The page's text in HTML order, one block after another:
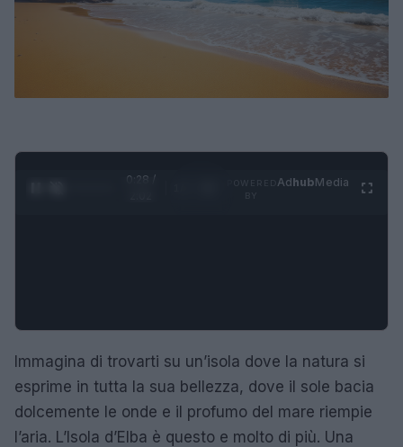
0:29 /
AdhubMedia
Immagina di trovarti su un’isola dove la natura si
esprime in tutta la sua bellezza, dove il sole bacia
dolcemente le onde e il profumo del mare riempie
l’aria. L’Isola d’Elba è questo e molto di più. Una